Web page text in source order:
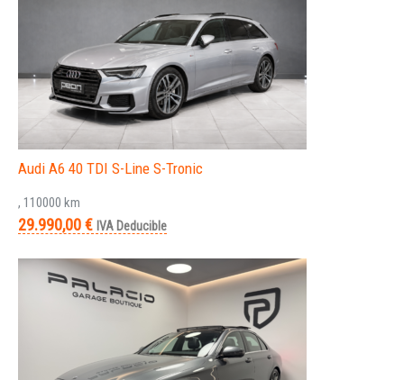
Audi A6 40 TDI S-Line S-Tronic
, 110000 km
29.990,00 € IVA Deducible